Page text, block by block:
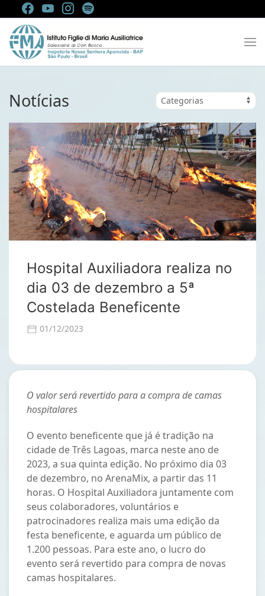
Notícias
Hospital Auxiliadora realiza no
dia 03 de dezembro a 5ª
Costelada Beneficente
01/12/2023
O valor será revertido para a compra de camas
hospitalares
O evento beneficente que já é tradição na
cidade de Três Lagoas, marca neste ano de
2023, a sua quinta edição. No próximo dia 03
de dezembro, no ArenaMix, a partir das 11
horas. O Hospital Auxiliadora juntamente com
seus colaboradores, voluntários e
patrocinadores realiza mais uma edição da
festa beneficente, e aguarda um público de
1.200 pessoas. Para este ano, o lucro do
evento será revertido para compra de novas
camas hospitalares.